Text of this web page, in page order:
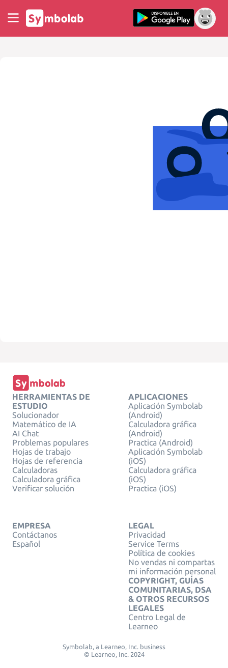
HERRAMIENTAS DE
ESTUDIO
Solucionador
Matemático de IA
AI Chat
Problemas populares
Hojas de trabajo
Hojas de referencia
Calculadoras
Calculadora gráfica
Verificar solución
APLICACIONES
Aplicación Symbolab
(Android)
Calculadora gráfica
(Android)
Practica (Android)
Aplicación Symbolab
(iOS)
Calculadora gráfica
(iOS)
Practica (iOS)
EMPRESA
Contáctanos
Español
LEGAL
Privacidad
Service Terms
Política de cookies
No vendas ni compartas
mi información personal
COPYRIGHT, GUÍAS
COMUNITARIAS, DSA
& OTROS RECURSOS
LEGALES
Centro Legal de
Learneo
Symbolab, a Learneo, Inc. business
© Learneo, Inc. 2024